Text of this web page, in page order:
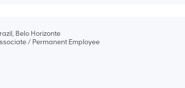
Belo Horizonte
/ Permanent Employee